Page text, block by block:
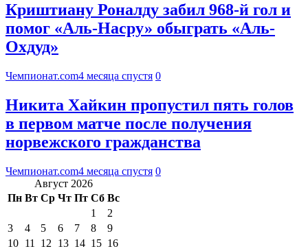
Криштиану Роналду забил 968-й гол и
помог «Аль-Насру» обыграть «Аль-
Охдуд»
Чемпионат.com4 месяца спустя 0
Никита Хайкин пропустил пять голов
в первом матче после получения
норвежского гражданства
Чемпионат.com4 месяца спустя 0
Август 2026
Пн Вт Ср Чт Пт Сб Вс
1
2
3
4 5 6 7 8
9
10 11 12 13 14 15 16